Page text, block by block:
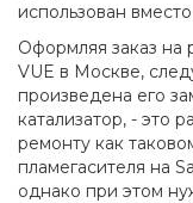
использован
Оформляя заказ на
VUE в Москве,
произведена его
катализатор, - это
ремонту как
пламегасителя на
однако при этом